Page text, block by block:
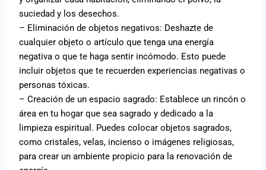
suciedad y los desechos.
– Eliminación de objetos negativos: Deshazte de
cualquier objeto o artículo que tenga una energía
negativa o que te haga sentir incómodo. Esto puede
incluir objetos que te recuerden experiencias negativas o
personas tóxicas.
– Creación de un espacio sagrado: Establece un rincón o
área en tu hogar que sea sagrado y dedicado a la
limpieza espiritual. Puedes colocar objetos sagrados,
como cristales, velas, incienso o imágenes religiosas,
para crear un ambiente propicio para la renovación de